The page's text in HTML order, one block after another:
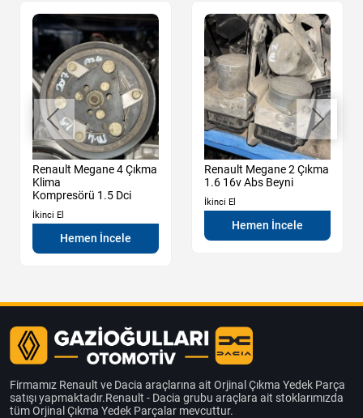
Renault Megane 4 Çıkma
Klima
Kompresörü 1.5 Dci
İkinci El
Hemen İncele
Renault Megane 2 Çıkma
1.6 16v Abs Beyni
İkinci El
Hemen İncele
Firmamız Renault ve Dacia araçlarına ait Orjinal Çıkma Yedek Parça
satışı yapmaktadır.Renault - Dacia grubu araçlara ait stoklarımızda
tüm Orjinal Çıkma Yedek Parçalar mevcuttur.